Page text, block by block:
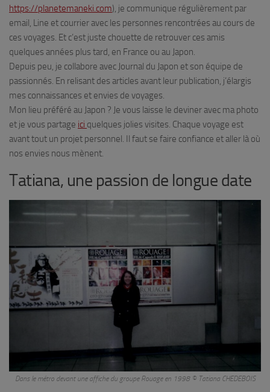
https://planetemaneki.com), je communique régulièrement par
email, Line et courrier avec les personnes rencontrées au cours de
ces voyages. Et c’est juste chouette de retrouver ces amis
quelques années plus tard, en France ou au Japon.
Depuis peu, je collabore avec Journal du Japon et son équipe de
passionnés. En relisant des articles avant leur publication, j’élargis
mes connaissances et envies de voyages.
Mon lieu préféré au Japon ? Je vous laisse le deviner avec ma photo
et je vous partage ici quelques jolies visites. Chaque voyage est
avant tout un projet personnel. Il faut se faire confiance et aller là où
nos envies nous mènent.
Tatiana, une passion de longue date
Dans le métro devant une affiche du groupe Rouage en 1998 © Tatiana CHEDEBOIS